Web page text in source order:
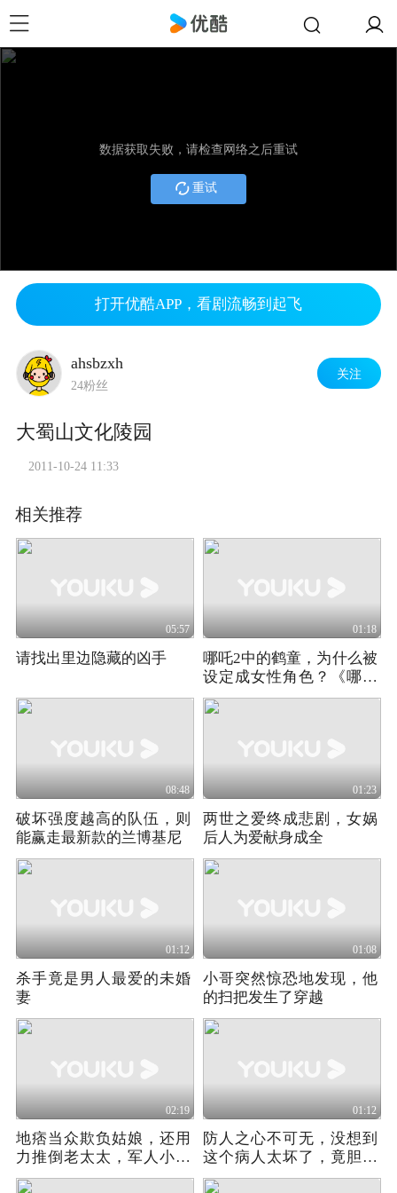
数据获取失败，请检查网络之后重试
重试
打开优酷APP，看剧流畅到起飞
ahsbzxh
24粉丝
关注
大蜀山文化陵园
2011-10-24 11:33
相关推荐
05:57
请找出里边隐藏的凶手
01:18
哪吒2中的鹤童，为什么被
设定成女性角色？《哪吒
之魔童闹海》
08:48
破坏强度越高的队伍，则
能赢走最新款的兰博基尼
01:23
两世之爱终成悲剧，女娲
后人为爱献身成全
01:12
杀手竟是男人最爱的未婚
妻
01:08
小哥突然惊恐地发现，他
的扫把发生了穿越
02:19
地痞当众欺负姑娘，还用
力推倒老太太，军人小伙
教他做人
01:12
防人之心不可无，没想到
这个病人太坏了，竟胆大
包天偷看护士！